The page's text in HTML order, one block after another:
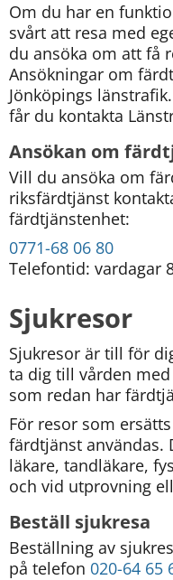
Om du har en
svårt att resa med
du ansöka om att få
Ansökningar om
Jönköpings
får du kontakta
Ansökan om
Vill du ansöka om
riksfärdtjänst
färdtjänstenhet:
0771-68 06 80
Telefontid: vardagar
Sjukresor
Sjukresor är till för
ta dig till vården
som redan har
För resor som
färdtjänst användas.
läkare, tandläkare,
och vid utprovning
Beställ sjukresa
Beställning av
på telefon 020-64 65